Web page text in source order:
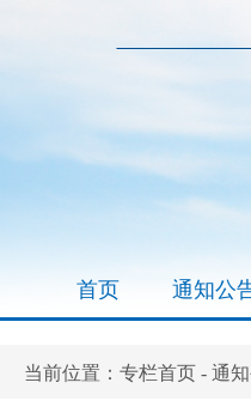
首页 通知公
当前位置： 专栏首页 - 通